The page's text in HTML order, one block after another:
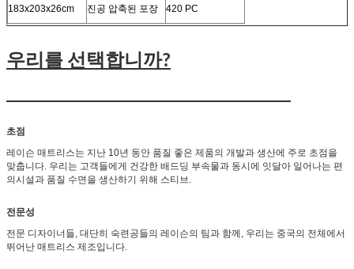
183x203x26cm 진공 압축된 포장 420 PC
우리를 선택합니까?
초점
레이슨 매트리스는 지난 10년 동안 품질 좋은 제품의 개발과 생산에 주로 초점을
맞춥니다. 우리는 고객들에게 건강한 배드딩 부속물과 동시에 잇달아 일어나는 편
의시설과 품질 수면을 생산하기 위해 스티브.
전문성
전문 디자이너들, 대단히 숙련공들의 레이슨의 팀과 함께, 우리는 중국의 전체에서
뛰어난 매트리스 제조입니다.